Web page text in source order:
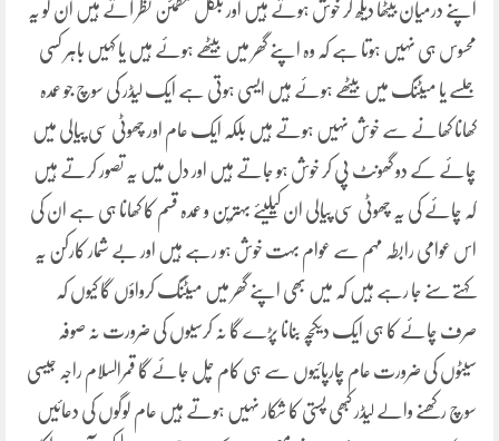
اپنے درمیان بیٹھا دیکھ کر خوش ہوتے ہیں اور بلکل مطمئن نظر آتے ہیں ان کو یہ
محسوس ہی نہیں ہوتا ہے کہ وہ اپنے گھر میں بیٹھے ہوئے ہیں یا کہیں باہر کسی
جلسے یا میٹنگ میں بیٹھے ہوئے ہیں ایسی ہوتی ہے ایک لیڈر کی سوچ جو عمدہ
کھانا کھانے سے خوش نہیں ہوتے ہیں بلکہ ایک عام اور چھوٹی سی پیالی میں
چائے کے دو گھونٹ پی کر خوش ہو جاتے ہیں اور دل میں یہ تصور کرتے ہیں
کہ چائے کی یہ چھوٹی سی پیالی ان کیلیئے بہترین و عمدہ قسم کا کھانا ہی ہے ان کی
اس عوامی رابطہ مہم سے عوام بہت خوش ہو رہے ہیں اور بے شمار کارکن یہ
کہتے سنے جا رہے ہیں کہ میں بھی اپنے گھر میں میٹنگ کرواؤں گا کیوں کہ
صرف چائے کا ہی ایک دیکچہ بنانا پڑے گا نہ کرسیوں کی ضرورت نہ صوفہ
سیٹوں کی ضرورت عام چارپائیوں سے ہی کام چل جائے گا قمرالسلام راجہ جیسی
سوچ رکھنے والے لیڈر کبھی پستی کا شکار نہیں ہوتے ہیں عام لوگوں کی دعائیں